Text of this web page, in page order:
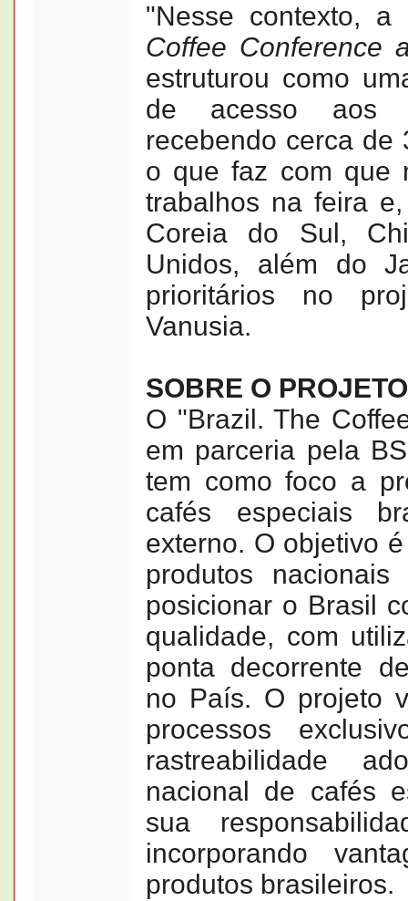
"Nesse contexto, a
Coffee Conference
estruturou como
de acesso aos
recebendo cerca de
o que faz com que
trabalhos na feira
Coreia do Sul,
Unidos, além do
prioritários no
Vanusia.
SOBRE O
O "Brazil. The
em parceria pela
tem como foco a
cafés especiais
externo. O objetivo
produtos
posicionar o Brasil
qualidade, com
ponta decorrente
no País. O projeto
processos
rastreabilidade
nacional de cafés
sua
incorporando
produtos brasileiros.